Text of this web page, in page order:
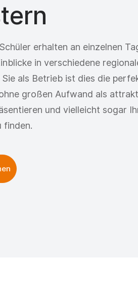
erhalten an einzelnen
in verschiedene
Sie als Betrieb ist dies die
großen Aufwand als
und vielleicht sogar
finden.